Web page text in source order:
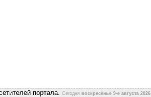
портала. Сегодня воскресенье 9-е августа 2026